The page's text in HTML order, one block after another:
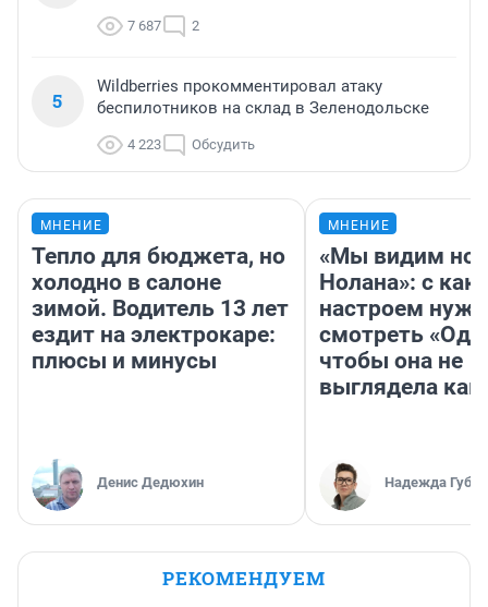
7 687 2
5
Wildberries прокомментировал атаку
беспилотников на склад в Зеленодольске
4 223 Обсудить
МНЕНИЕ
Тепло для бюджета, но
холодно в салоне
зимой. Водитель 13 лет
ездит на электрокаре:
плюсы и минусы
Денис Дедюхин
МНЕНИЕ
«Мы видим
Нолана»: с
настроем
смотреть
чтобы она не
выглядела как
Надежда
РЕКОМЕНДУЕМ